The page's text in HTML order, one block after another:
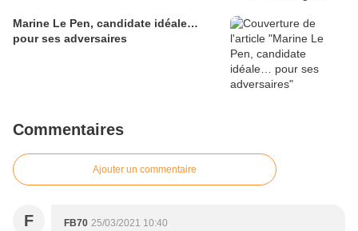
Marine Le Pen, candidate idéale…
pour ses adversaires
Commentaires
Ajouter un commentaire
F FB70 25/03/2021 10:40